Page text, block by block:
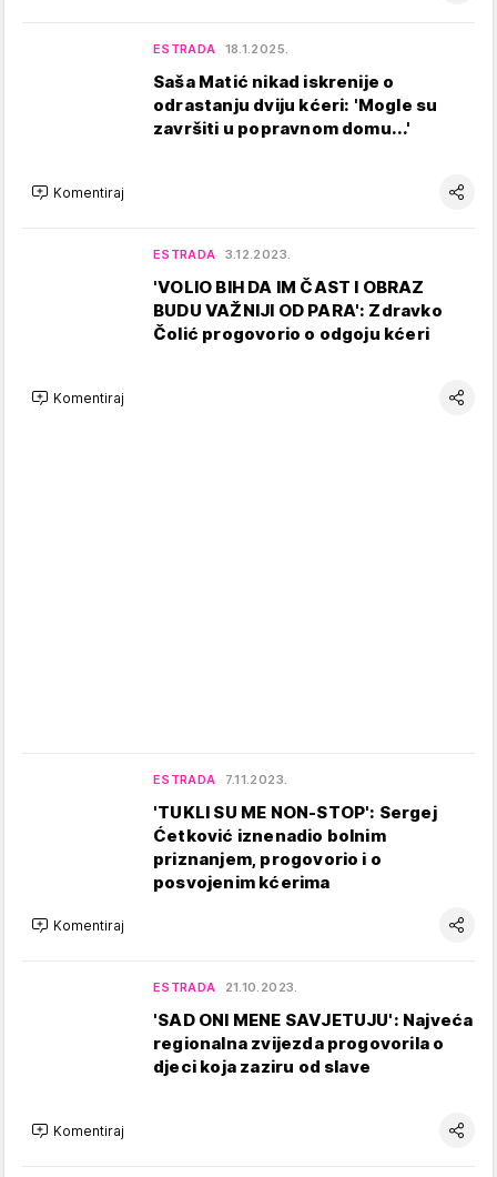
ESTRADA 18.1.2025.
Saša Matić nikad iskrenije o
odrastanju dviju kćeri: 'Mogle su
završiti u popravnom domu...'
Komentiraj
ESTRADA 3.12.2023.
'VOLIO BIH DA IM ČAST I OBRAZ
BUDU VAŽNIJI OD PARA': Zdravko
Čolić progovorio o odgoju kćeri
Komentiraj
ESTRADA 7.11.2023.
'TUKLI SU ME NON-STOP': Sergej
Ćetković iznenadio bolnim
priznanjem, progovorio i o
posvojenim kćerima
Komentiraj
ESTRADA 21.10.2023.
'SAD ONI MENE SAVJETUJU': Najveća
regionalna zvijezda progovorila o
djeci koja zaziru od slave
Komentiraj